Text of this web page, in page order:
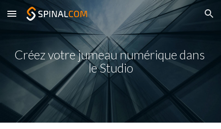
Skip to main content Skip to navigation
Créez votre jumeau numérique dans
le Studio